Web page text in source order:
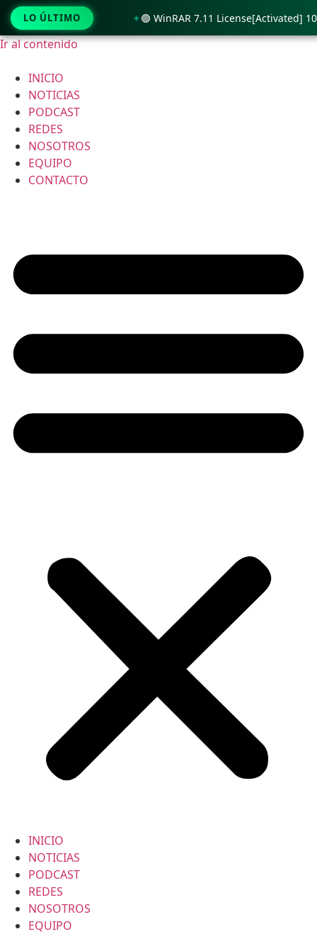
Ir al contenido
INICIO
NOTICIAS
PODCAST
REDES
NOSOTROS
EQUIPO
CONTACTO
INICIO
NOTICIAS
PODCAST
REDES
NOSOTROS
EQUIPO
LO ÚLTIMO
Unlimited 🟢 WinRAR 7.11 License[Activated] 100%